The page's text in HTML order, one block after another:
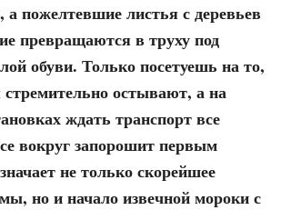
пожелтевшие листья с деревьев
превращаются в труху под
обуви. Только посетуешь на то,
остывают, а на
ждать транспорт все
вокруг запорошит первым
не только скорейшее
но и начало извечной мороки с